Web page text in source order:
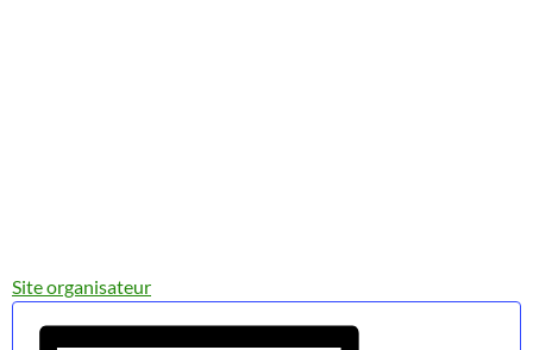
Site organisateur